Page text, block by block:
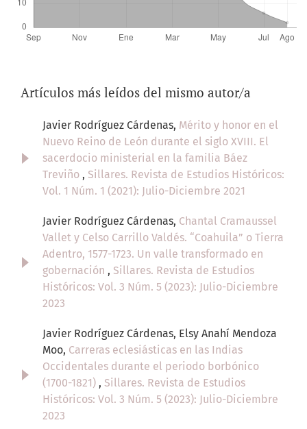
Artículos más leídos del mismo autor/a
Javier Rodríguez Cárdenas, Mérito y honor en el
Nuevo Reino de León durante el siglo XVIII. El
sacerdocio ministerial en la familia Báez
Treviño , Sillares. Revista de Estudios Históricos:
Vol. 1 Núm. 1 (2021): Julio-Diciembre 2021
Javier Rodríguez Cárdenas, Chantal Cramaussel
Vallet y Celso Carrillo Valdés. “Coahuila” o Tierra
Adentro, 1577-1723. Un valle transformado en
gobernación , Sillares. Revista de Estudios
Históricos: Vol. 3 Núm. 5 (2023): Julio-Diciembre
2023
Javier Rodríguez Cárdenas, Elsy Anahí Mendoza
Moo, Carreras eclesiásticas en las Indias
Occidentales durante el periodo borbónico
(1700-1821) , Sillares. Revista de Estudios
Históricos: Vol. 3 Núm. 5 (2023): Julio-Diciembre
2023